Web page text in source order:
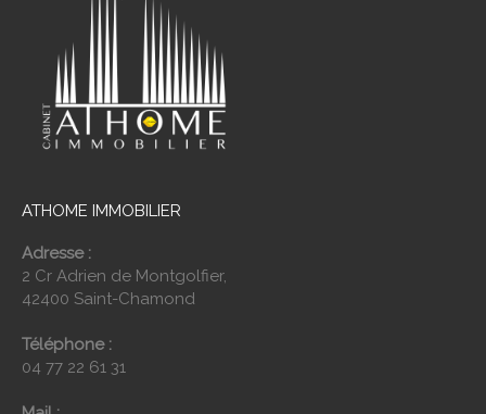
ATHOME IMMOBILIER
Adresse :
2 Cr Adrien de Montgolfier,
42400 Saint-Chamond
Téléphone :
04 77 22 61 31